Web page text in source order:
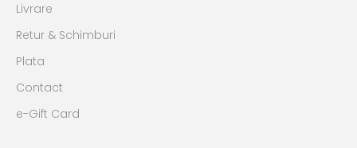
Livrare
Retur & Schimburi
Plata
Contact
e-Gift Card